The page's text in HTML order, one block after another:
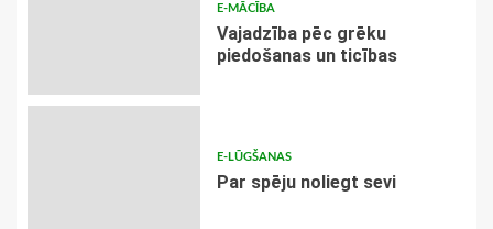
E-MĀCĪBA
Vajadzība pēc grēku
piedošanas un ticības
E-LŪGŠANAS
Par spēju noliegt sevi